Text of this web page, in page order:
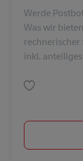
Werde
Was wir
inkl.